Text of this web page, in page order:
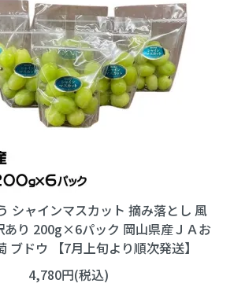
シャインマスカット 摘み落とし 風
あり 200g×6パック 岡山県産ＪＡお
ブドウ 【7月上旬より順次発送】
4,780円(税込)